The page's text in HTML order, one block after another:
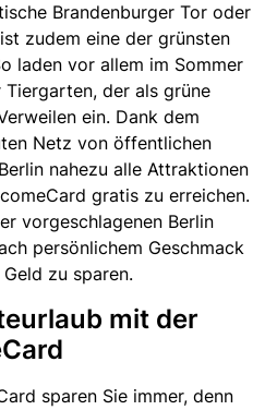
Brandenburger Tor oder
zudem eine der grünsten
laden vor allem im Sommer
der als grüne
ein. Dank dem
Netz von öffentlichen
nahezu alle Attraktionen
gratis zu erreichen.
vorgeschlagenen Berlin
persönlichem Geschmack
zu sparen.
mit der
sparen Sie immer, denn